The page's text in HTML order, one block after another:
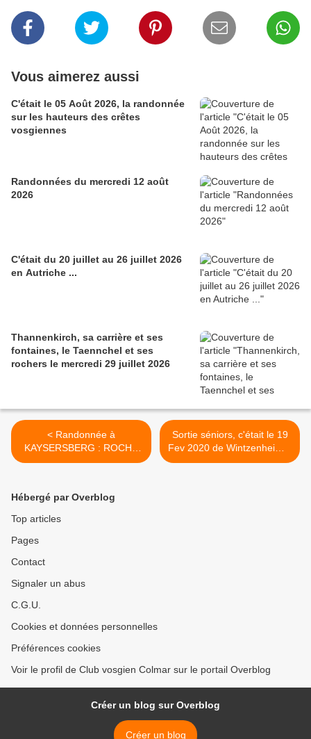
Vous aimerez aussi
C'était le 05 Août 2026, la randonnée
sur les hauteurs des crêtes
vosgiennes
Randonnées du mercredi 12 août
2026
C'était du 20 juillet au 26 juillet 2026
en Autriche ...
Thannenkirch, sa carrière et ses
fontaines, le Taennchel et ses
rochers le mercredi 29 juillet 2026
< Randonnée à
KAYSERSBERG : ROCHE
DE TÉTRAS -
Sortie séniors, c'était le 19
Fev 2020 de Wintzenheim à
Wettolsheim >
Hébergé par Overblog
Top articles
Pages
Contact
Signaler un abus
C.G.U.
Cookies et données personnelles
Préférences cookies
Voir le profil de Club vosgien Colmar sur le portail Overblog
Créer un blog sur Overblog
Créer un blog